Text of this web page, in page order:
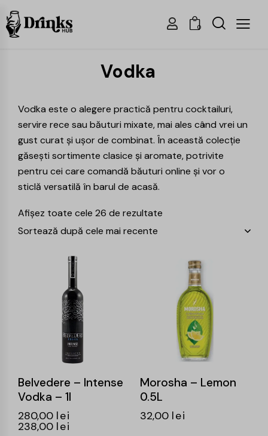
0
Vodka
Vodka este o alegere practică pentru cocktailuri,
servire rece sau băuturi mixate, mai ales când vrei un
gust curat și ușor de combinat. În această colecție
găsești sortimente clasice și aromate, potrivite
pentru cei care comandă băuturi online și vor o
sticlă versatilă în barul de acasă.
Afișez toate cele 26 de rezultate
Belvedere – Intense
Vodka – 1l
280,00 lei
238,00 lei
Morosha – Lemon
0.5L
32,00 lei